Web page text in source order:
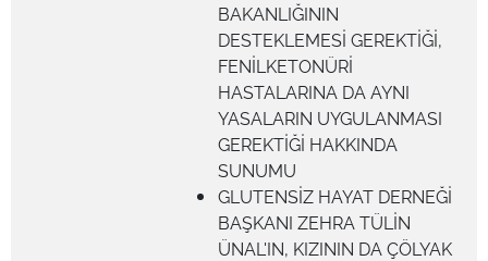
BAKANLIĞININ
DESTEKLEMESİ GEREKTİĞİ,
FENİLKETONÜRİ
HASTALARINA DA AYNI
YASALARIN UYGULANMASI
GEREKTİĞİ HAKKINDA
SUNUMU
GLUTENSİZ HAYAT DERNEĞİ
BAŞKANI ZEHRA TÜLİN
ÜNAL'IN, KIZININ DA ÇÖLYAK